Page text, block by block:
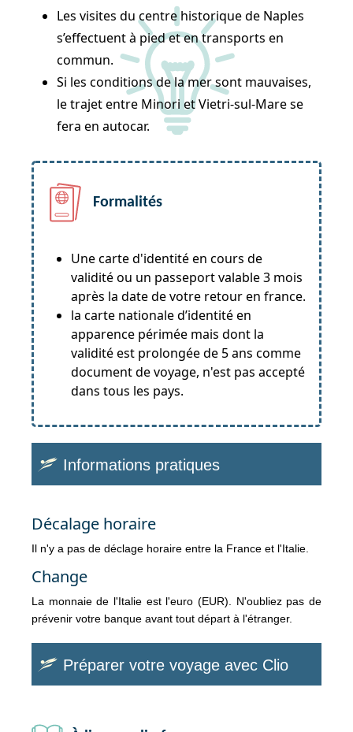
Les visites du centre historique de Naples
s’effectuent à pied et en transports en
commun.
Si les conditions de la mer sont mauvaises,
le trajet entre Minori et Vietri-sul-Mare se
fera en autocar.
Formalités
Une carte d'identité en cours de
validité ou un passeport valable 3 mois
après la date de votre retour en france.
la carte nationale d’identité en
apparence périmée mais dont la
validité est prolongée de 5 ans comme
document de voyage, n'est pas accepté
dans tous les pays.
Informations pratiques
Décalage horaire
Il n'y a pas de déclage horaire entre la France et l'Italie.
Change
La monnaie de l'Italie est l'euro (EUR). N'oubliez pas de
prévenir votre banque avant tout départ à l'étranger.
Préparer votre voyage avec Clio